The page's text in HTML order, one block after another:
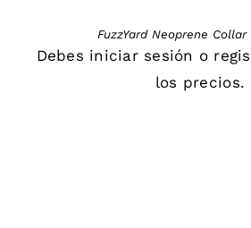
FuzzYard Neoprene Collar
Debes iniciar sesión o
los precios.